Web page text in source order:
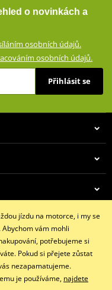
(100% polyamid)
Liner (voděodolná,
chrániče kolen (oboje CE
dobby
straně
a suchého zipu
zip YKK® 8VS
3:2020 (AA)
ZG55500
o novinkách a
osobních údajů.
osobních údajů.
Přihlásit se
jízdu na motorce, i my se
vám mohli
potřebujeme si
Pokud si přejete zůstat
nezapamatujeme.
je používáme, najdete